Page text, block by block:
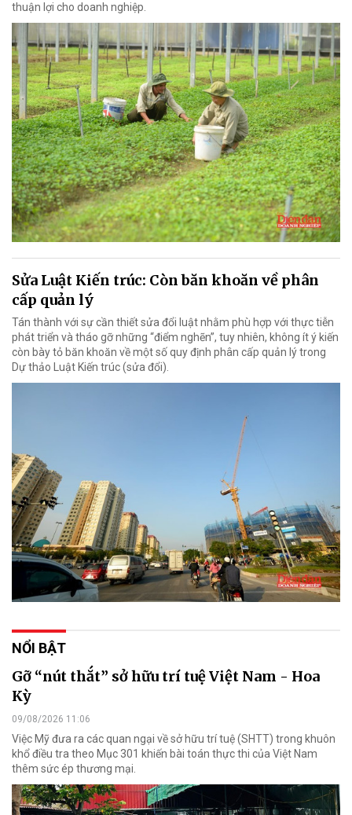
thuận lợi cho doanh nghiệp.
Sửa Luật Kiến trúc: Còn băn khoăn về phân
cấp quản lý
Tán thành với sự cần thiết sửa đổi luật nhằm phù hợp với thực tiễn
phát triển và tháo gỡ những “điểm nghẽn”, tuy nhiên, không ít ý kiến
còn bày tỏ băn khoăn về một số quy định phân cấp quản lý trong
Dự thảo Luật Kiến trúc (sửa đổi).
NỔI BẬT
Gỡ “nút thắt” sở hữu trí tuệ Việt Nam - Hoa
Kỳ
09/08/2026 11:06
Việc Mỹ đưa ra các quan ngại về sở hữu trí tuệ (SHTT) trong khuôn
khổ điều tra theo Mục 301 khiến bài toán thực thi của Việt Nam
thêm sức ép thương mại.